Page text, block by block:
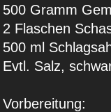
500 Gramm
2 Flaschen
500 ml
Evtl. Salz,
Vorbereitung: